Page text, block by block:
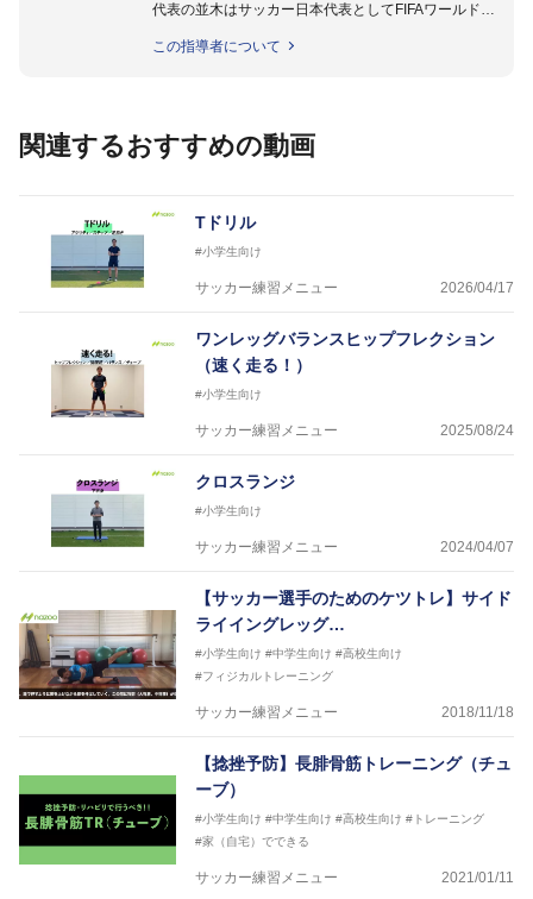
代表の並木はサッカー日本代表としてFIFAワールドカ
のほかU-23日本代表のアスレティックトレーナーと
世代のサッカーを中心に、WJBL、社会人ラグビー、
を派遣している。
さらには講演会やセミナー、専門学校などの教育機関
に講師を派遣するなど後進育成にも力を入れている。
「一人一人の健康な人生をサポートする」を企業理念
からサポートし、一人一人の「楽しく、豊かに、生き
生きと」生きる、そんな『健康な人生』をサポートし
ている。
この指導者について
関連するおすすめの動画
Tドリル
#小学生向け
サッカー練習メニュー 2026/04/17
ワンレッグバランスヒップフレクション
（速く走る！）
#小学生向け
サッカー練習メニュー 2025/08/24
クロスランジ
#小学生向け
サッカー練習メニュー 2024/04/07
【サッカー選手のためのケツトレ】サイド
ライイングレッグ…
#小学生向け #中学生向け #高校生向け
#フィジカルトレーニング
サッカー練習メニュー 2018/11/18
【捻挫予防】長腓骨筋トレーニング（チュ
ーブ）
#小学生向け #中学生向け #高校生向け #トレーニング
#家（自宅）でできる
サッカー練習メニュー 2021/01/11